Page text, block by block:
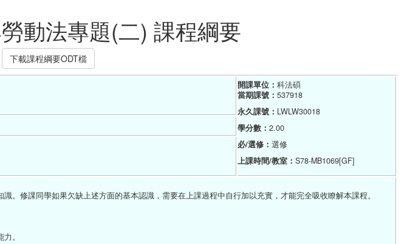
動法專題(二) 課程綱要
下載課程綱要ODT檔
開課單位： 科法碩
當期課號： 537918
永久課號： LWLW30018
學分數： 2.00
必/選修： 選修
上課時間/教室： S78-MB1069[GF]
修課同學如果欠缺上述方面的基本認識，需要在上課過程中自行加以充實，才能完全吸收瞭解本課程。
。